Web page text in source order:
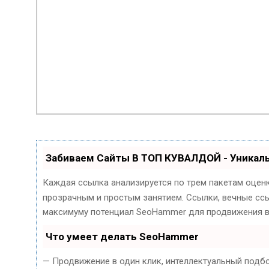
Забиваем Сайты В ТОП КУВАЛДОЙ -
Каждая ссылка анализируется по трем пакетам
прозрачным и простым занятием. Ссылки, вечные
максимуму потенциал SeoHammer для продвижения
Что умеет делать SeoHammer
— Продвижение в один клик, интеллектуальный